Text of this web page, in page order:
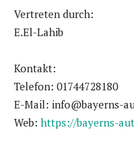
Vertreten durch:
E.El-Lahib
Kontakt:
Telefon: 01744728180
E-Mail: info@bayerns-
Web: https://bayerns-